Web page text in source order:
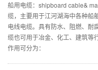
船用电缆：shipboard cable&
缆，主要用于江河湖海中各种船
电线电缆。具有防水、阻燃、耐
缆也可用于冶金、化工、建筑等
作用可分为：